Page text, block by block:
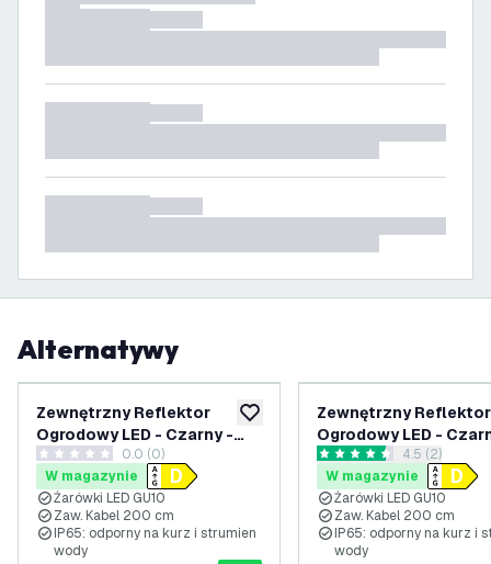
Alternatywy
dodaj do listy życzeń
Zewnętrzny Reflektor
Ogrodowy LED - Czarny -
IP65 - 3W - 6500K - Kabel
zasilający 2 metry
0 Gwiazdki oceny
0.0 (0)
W magazynie
Żarówki LED GU10
Zaw. Kabel 200 cm
IP65: odporny na kurz i strumien
wody
Zewnętrzny Reflektor
Ogrodowy LED -
IP65 - 3W - 4000K -
zasilający 2 metry
otwórz panel
4.5 Gwiazdki oceny
4.5 (2)
W magazynie
Żarówki LED GU10
Zaw. Kabel 200 cm
IP65: odporny na kurz i
wody